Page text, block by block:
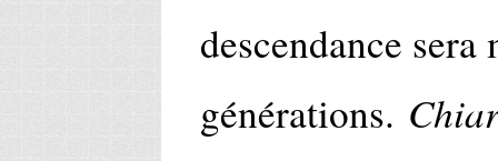
descendance
générations.